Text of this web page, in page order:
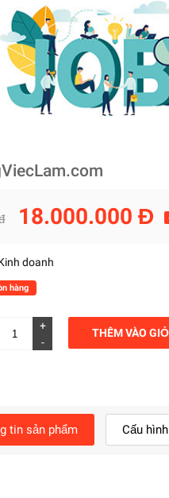
18.000.000 Đ
doanh
hàng
+
-
THÊM VÀO GIỎ
tin sản phẩm Cấu